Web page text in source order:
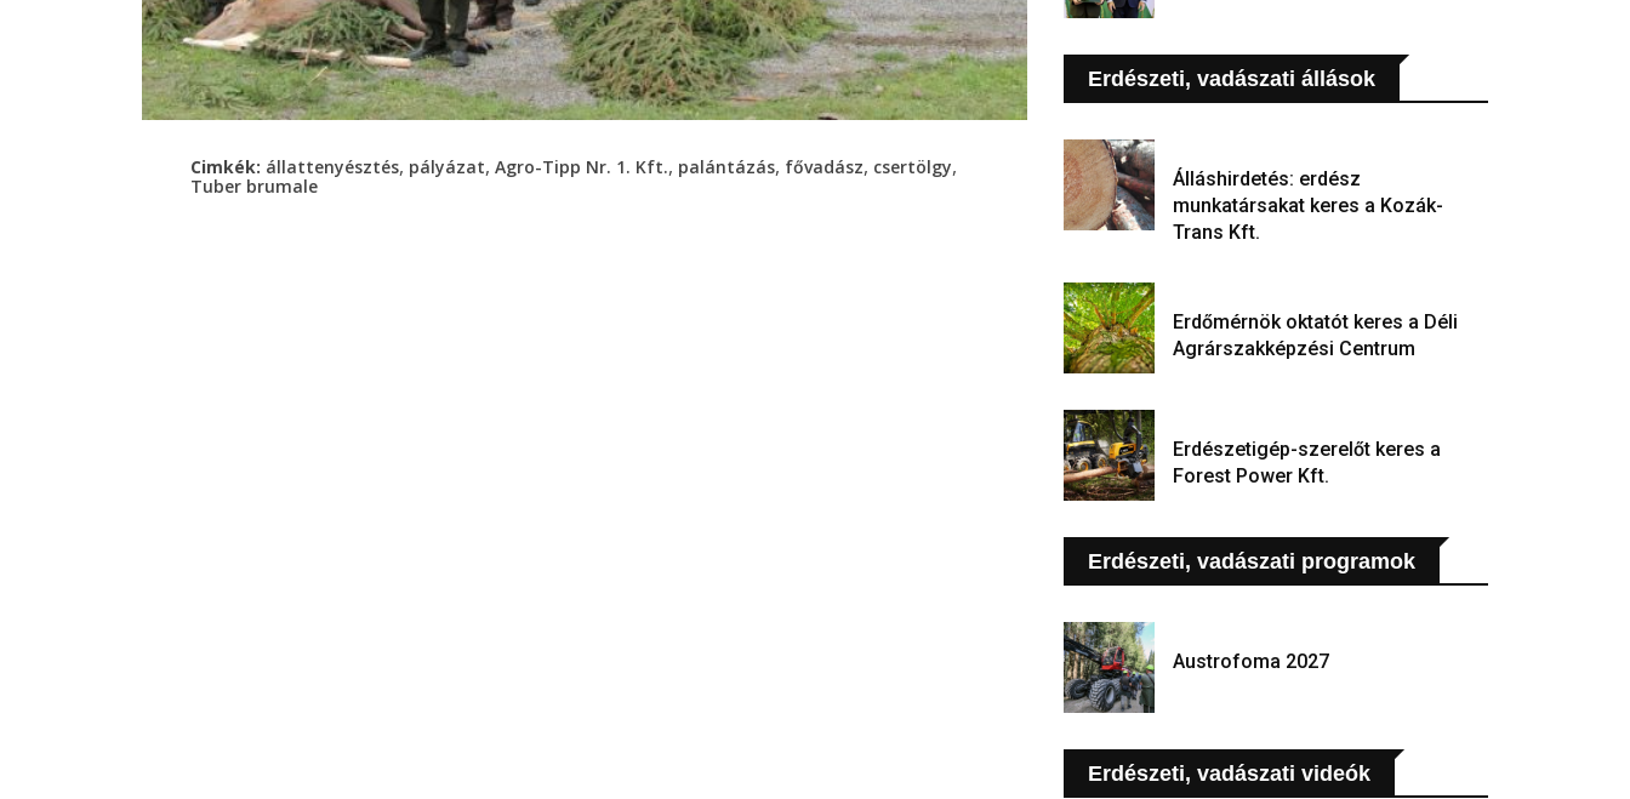
Cimkék: állattenyésztés, pályázat, Agro-Tipp Nr. 1. Kft., palántázás, fővadász, csertölgy,
Tuber brumale
Erdészeti, vadászati állások
Álláshirdetés: erdész
munkatársakat keres a Kozák-
Trans Kft.
Erdőmérnök oktatót keres a Déli
Agrárszakképzési Centrum
Erdészetigép-szerelőt keres a
Forest Power Kft.
Erdészeti, vadászati programok
Austrofoma 2027
Erdészeti, vadászati videók